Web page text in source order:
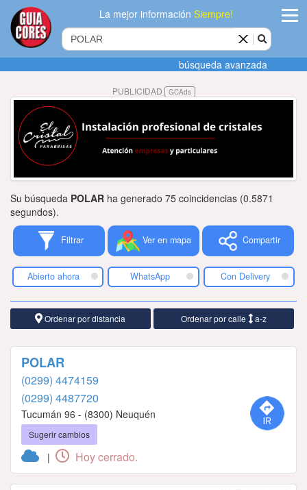
La mejor informaciónSiempre!
Agregar
empresa
Actualizar
Publicidad
Tiendacores
Contactenos
búsqueda avanzada
PUBLICIDAD GCAds
Su búsqueda POLAR ha generado 75 coincidencias (0.5871
segundos).
Filtrar Ver en mapa Compartir
Abierto ahora WhatsApp Con Delivery
Ordenar por distancia Ordenar por calle a-z
POLAR
(0299) 4474159
(0299) 4487720
Tucumán 96 - (8300) Neuquén
Sugerir cambios
| Hoy cerrado.